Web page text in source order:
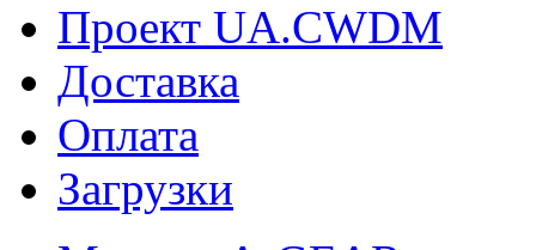
Проект UA.CWDM
Доставка
Оплата
Загрузки